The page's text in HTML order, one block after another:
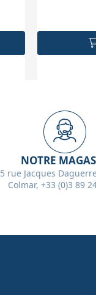
NOTRE
5 rue Jacques
Colmar, +33 (0)3 89